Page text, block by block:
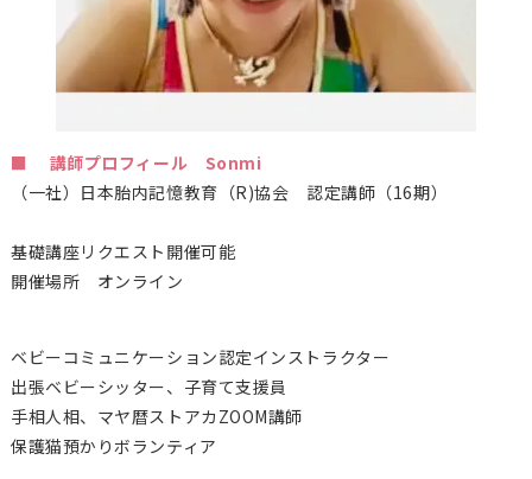
■ 講師プロフィール Sonmi
（一社）日本胎内記憶教育（R)協会 認定講師（16期）
基礎講座リクエスト開催可能
開催場所 オンライン
ベビーコミュニケーション認定インストラクター
出張ベビーシッター、子育て支援員
手相人相、マヤ暦ストアカZOOM講師
保護猫預かりボランティア